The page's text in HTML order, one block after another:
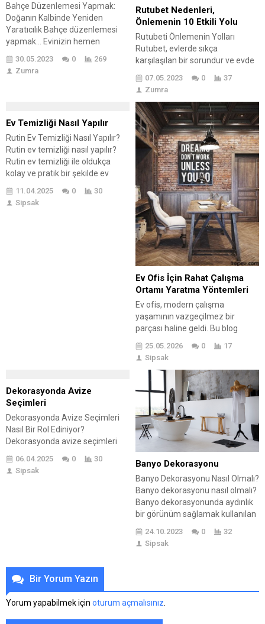
Bahçe Düzenlemesi Yapmak:
Doğanın Kalbinde Yeniden
Yaratıcılık Bahçe düzenlemesi
yapmak… Evinizin hemen
cennete dönüştürme fikri kulağa
ne kadar hoş geliyor? Evet,
bitkileri düzgün bir şekilde
yerleştirmek veya bir çit çizmekle
ilgili değildir. Hayır,...
30.05.2023 0
269
Zumra
Rutubet Nedenleri,
Önlemenin 10 Etkili Yolu
Rutubeti Önlemenin Yolları
Rutubet, evlerde sıkça
karşılaşılan bir sorundur ve evde
etkisi vardır. Ayrıca, evdeki
eşyalara da zarar verebilir. 🏠💧
Önlemenin yolları hakkında bilgi
sahibi olmak, evde daha sağlıklı
bir ortam yaratmak için
önemlidir. Bu yazıda, rutubeti
önlemenin yollarını ve sağlık
üzerindeki etkilerini detaylı bir
şekilde ele...
07.05.2023 0
37
Zumra
Ev Temizliği Nasıl Yapılır
Rutin Ev Temizliği Nasıl Yapılır?
Rutin ev temizliği nasıl yapılır?
Rutin ev temizliği ile oldukça
kolay ve pratik bir şekilde ev
oluşturmak ve pırıl, pırıl bir eve
sahip olmak oldukça mümkün
11.04.2025 0
30
Sipsak
Ev Ofis İçin Rahat Çalışma
Ortamı Yaratma Yöntemleri
Ev ofis, modern çalışma
yaşamının vazgeçilmez bir
parçası haline geldi. Bu blog
önemi ve sağladığı faydalar ele
alınıyor. Ayrıca, ev ofis
tasarımında dikkat edilmesi
gereken temel unsurlar ve en iyi
eşyalar ile aksesuarlar
sıralanıyor. İşlevselliği artıran
teknolojilerin rolü de vurgulanıyor.
Rahat bir çalışma ortamı
yaratmanın yolları üzerinde...
25.05.2026 0
17
Sipsak
Dekorasyonda Avize
Seçimleri
Dekorasyonda Avize Seçimleri
Nasıl Bir Rol Ediniyor?
Dekorasyonda avize seçimleri
fikirleri ve araçları ile şık modern
ve Nostaljik dekorasyonlar
06.04.2025 0
30
Sipsak
Banyo Dekorasyonu
Banyo Dekorasyonu Nasıl Olmalı?
Banyo dekorasyonu nasıl olmalı?
Banyo dekorasyonunda aydınlık
bir görünüm sağlamak kullanılan
Öncelikle banyonun
zemin ve duvar rengine göre
açıcı aydınlık ve canlı renkelr
tercih edilerek ortam daha...
24.10.2023 0
32
Sipsak
Bir Yorum Yazın
Yorum yapabilmek için oturum açmalısınız